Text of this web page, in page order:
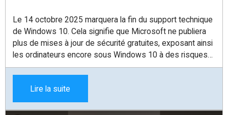
Le 14 octobre 2025 marquera la fin du support technique
de Windows 10. Cela signifie que Microsoft ne publiera
plus de mises à jour de sécurité gratuites, exposant ainsi
les ordinateurs encore sous Windows 10 à des risques
accrus. Mais pas de panique ! Il existe plusieurs solutions
pour continuer à utiliser votre PC en toute sécurité.
Lire la suite